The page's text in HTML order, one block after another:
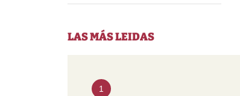
LAS MÁS LEIDAS
1